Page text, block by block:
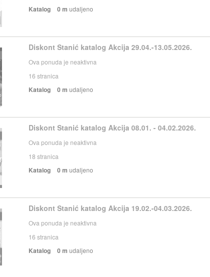
Katalog 0 m udaljeno
Diskont Stanić katalog Akcija 29.04.-13.05.2026.
Ova ponuda je neaktivna
16 stranica
Katalog 0 m udaljeno
Diskont Stanić katalog Akcija 08.01. - 04.02.2026.
Ova ponuda je neaktivna
18 stranica
Katalog 0 m udaljeno
Diskont Stanić katalog Akcija 19.02.-04.03.2026.
Ova ponuda je neaktivna
16 stranica
Katalog 0 m udaljeno